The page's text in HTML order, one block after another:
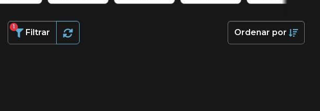
Filtrar
1
Ordenar por